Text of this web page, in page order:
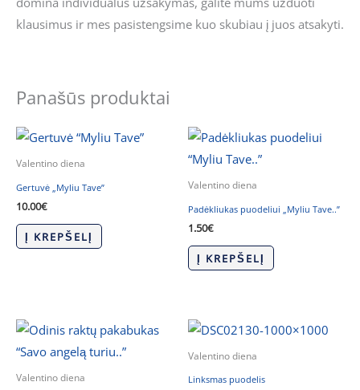
klausimus ir mes pasistengsime kuo skubiau į juos atsakyti.
Panašūs produktai
Valentino diena
Gertuvė „Myliu Tave”
10.00€
Į KREPŠELĮ
Valentino diena
Padėkliukas puodeliui „Myliu Tave..”
1.50€
Į KREPŠELĮ
Valentino diena
Valentino diena
Linksmas puodelis